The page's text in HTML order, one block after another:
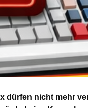
dürfen nicht mehr